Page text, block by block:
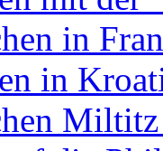
in
in